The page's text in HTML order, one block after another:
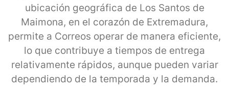
ubicación geográfica de Los Santos de
Maimona, en el corazón de Extremadura,
permite a Correos operar de manera eficiente,
lo que contribuye a tiempos de entrega
relativamente rápidos, aunque pueden variar
dependiendo de la temporada y la demanda.